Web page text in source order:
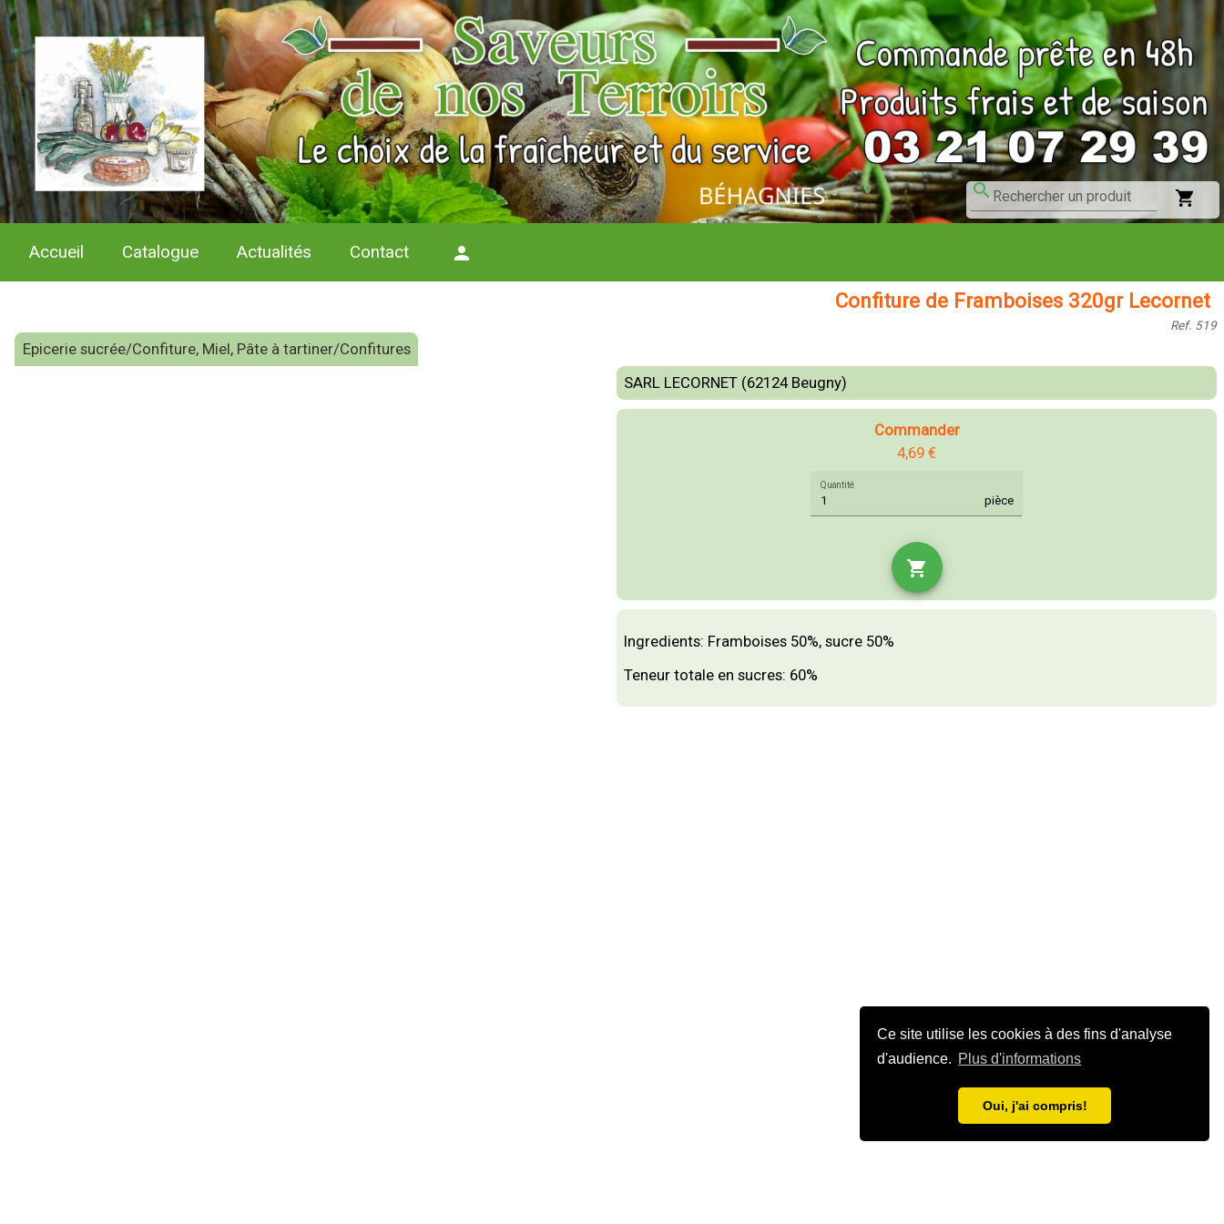
Ce site utilise les cookies à des fins d'analyse
d'audience. Plus d'informations
Oui, j'ai compris!
search Rechercher un produit shopping_cart
Accueil Catalogue Actualités Contact person
Confiture de Framboises 320gr Lecornet
Ref. 519
Epicerie sucrée/Confiture, Miel, Pâte à tartiner/Confitures
SARL LECORNET (62124 Beugny)
Commander
4,69 €
Quantité
pièce
shopping_cart
Ingredients: Framboises 50%, sucre 50%
Teneur totale en sucres: 60%